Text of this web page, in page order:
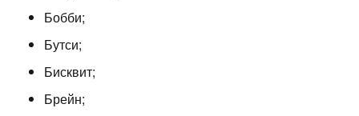
Бобби;
Бутси;
Бисквит;
Брейн;